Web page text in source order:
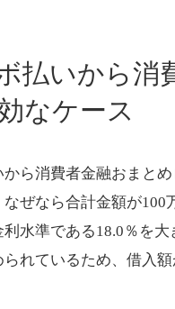
払いから消
なケース
から消費者金融おまと
なぜなら合計金額が100
利水準である18.0％を
れているため、借入